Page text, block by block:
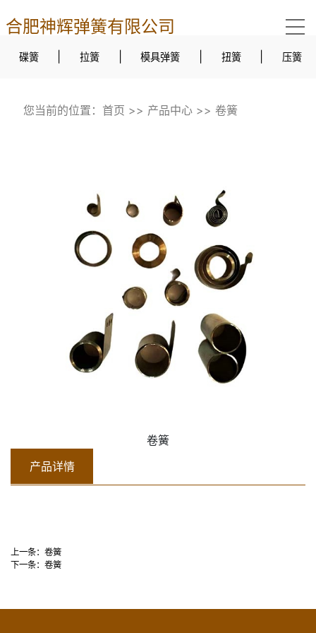
合肥神辉弹簧有限公司
碟簧 拉簧 模具弹簧 扭簧 压簧
您当前的位置： 首页 >> 产品中心>> 卷簧
卷簧
产品详情
上一条： 卷簧
下一条： 卷簧